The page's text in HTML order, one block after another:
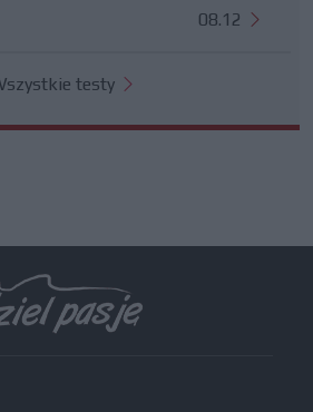
08.12
testy